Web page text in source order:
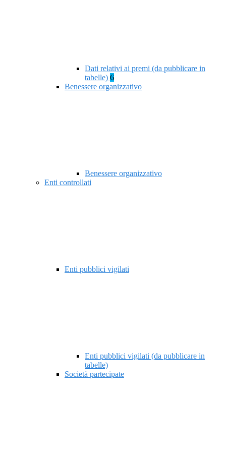
Dati relativi ai premi (da pubblicare in
tabelle) 6
Benessere organizzativo
Benessere organizzativo
Enti controllati
Enti pubblici vigilati
Enti pubblici vigilati (da pubblicare in
tabelle)
Società partecipate